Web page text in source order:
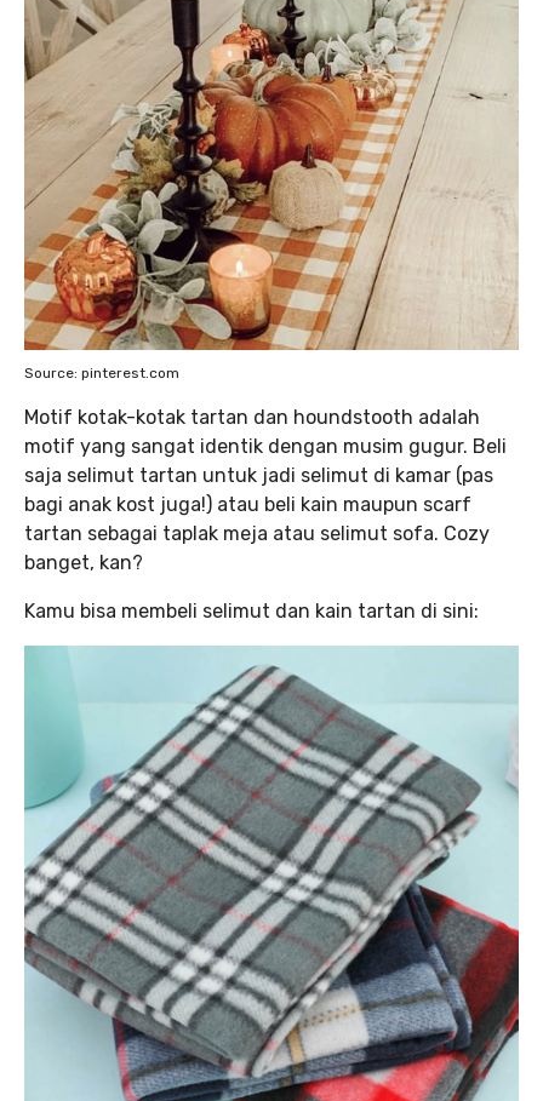
Source: pinterest.com
Motif kotak-kotak tartan dan houndstooth adalah
motif yang sangat identik dengan musim gugur. Beli
saja selimut tartan untuk jadi selimut di kamar (pas
bagi anak kost juga!) atau beli kain maupun scarf
tartan sebagai taplak meja atau selimut sofa. Cozy
banget, kan?
Kamu bisa membeli selimut dan kain tartan di sini: